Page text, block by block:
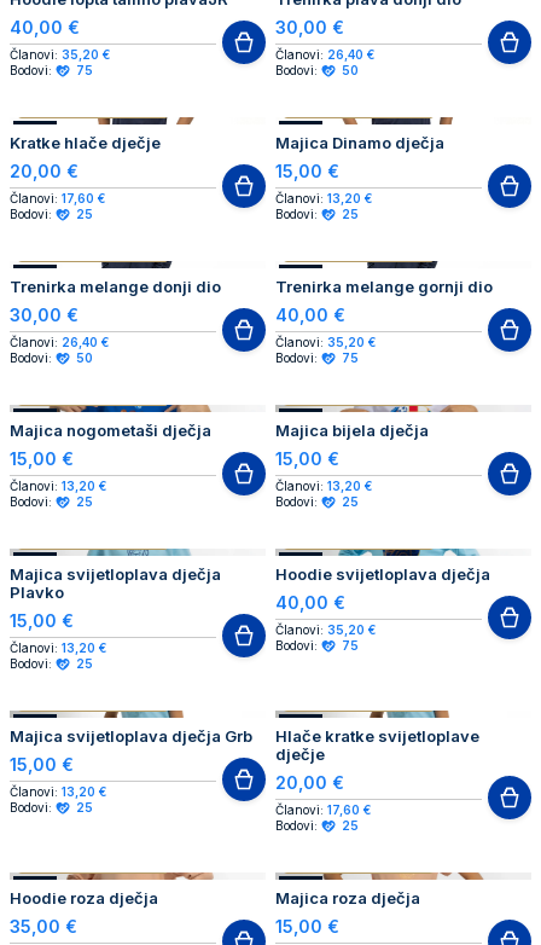
40,00 €
Članovi: 35,20 €
Bodovi:
75
30,00 €
Članovi: 26,40 €
Bodovi:
50
NOVO
Kratke hlače dječje
20,00 €
Članovi: 17,60 €
Bodovi:
25
NOVO
Majica Dinamo dječja
15,00 €
Članovi: 13,20 €
Bodovi:
25
NOVO
Trenirka melange donji dio
30,00 €
Članovi: 26,40 €
Bodovi:
50
NOVO
Trenirka melange gornji dio
40,00 €
Članovi: 35,20 €
Bodovi:
75
NOVO
Majica nogometaši dječja
15,00 €
Članovi: 13,20 €
Bodovi:
25
NOVO
Majica bijela dječja
15,00 €
Članovi: 13,20 €
Bodovi:
25
NOVO
Majica svijetloplava dječja
Plavko
15,00 €
Članovi: 13,20 €
Bodovi:
25
NOVO
Hoodie svijetloplava dječja
40,00 €
Članovi: 35,20 €
Bodovi:
75
NOVO
Majica svijetloplava dječja Grb
15,00 €
Članovi: 13,20 €
Bodovi:
25
NOVO
Hlače kratke svijetloplave
dječje
20,00 €
Članovi: 17,60 €
Bodovi:
25
NOVO
Hoodie roza dječja
35,00 €
NOVO
Majica roza dječja
15,00 €